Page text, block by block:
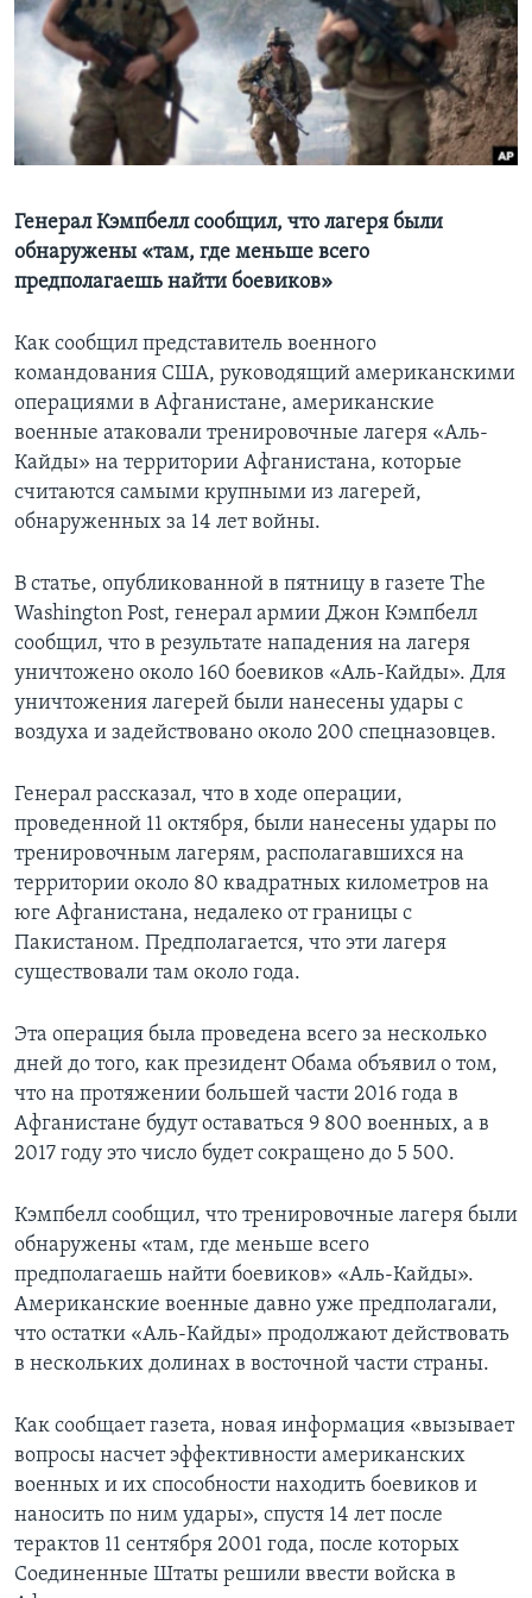
Learning English
СОЦИАЛЬНЫЕ СЕТИ
Языки
Генерал Кэмпбелл сообщил, что лагеря были
обнаружены «там, где меньше всего
предполагаешь найти боевиков»
Как сообщил представитель военного
командования США, руководящий американскими
операциями в Афганистане, американские
военные атаковали тренировочные лагеря «Аль-
Кайды» на территории Афганистана, которые
считаются самыми крупными из лагерей,
обнаруженных за 14 лет войны.
В статье, опубликованной в пятницу в газете The
Washington Post, генерал армии Джон Кэмпбелл
сообщил, что в результате нападения на лагеря
уничтожено около 160 боевиков «Аль-Кайды». Для
уничтожения лагерей были нанесены удары с
воздуха и задействовано около 200 спецназовцев.
Генерал рассказал, что в ходе операции,
проведенной 11 октября, были нанесены удары по
тренировочным лагерям, располагавшихся на
территории около 80 квадратных километров на
юге Афганистана, недалеко от границы с
Пакистаном. Предполагается, что эти лагеря
существовали там около года.
Эта операция была проведена всего за несколько
дней до того, как президент Обама объявил о том,
что на протяжении большей части 2016 года в
Афганистане будут оставаться 9 800 военных, а в
2017 году это число будет сокращено до 5 500.
Кэмпбелл сообщил, что тренировочные лагеря были
обнаружены «там, где меньше всего
предполагаешь найти боевиков» «Аль-Кайды».
Американские военные давно уже предполагали,
что остатки «Аль-Кайды» продолжают действовать
в нескольких долинах в восточной части страны.
Как сообщает газета, новая информация «вызывает
вопросы насчет эффективности американских
военных и их способности находить боевиков и
наносить по ним удары», спустя 14 лет после
терактов 11 сентября 2001 года, после которых
Соединенные Штаты решили ввести войска в